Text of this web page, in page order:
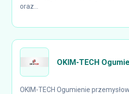
oraz...
OKIM-TECH
OKIM-TECH Ogumienie